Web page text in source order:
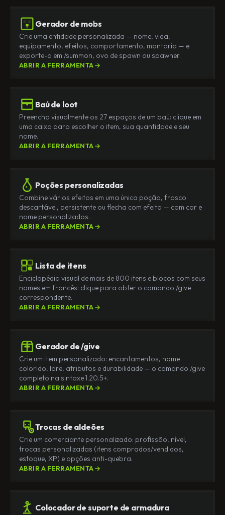
Gerador de mobs
Crie uma entidade personalizada — nome, vida,
equipamento, efeitos, comportamento, montaria — e
exporte-a em /summon, ovo de spawn ou spawner.
ABRIR A FERRAMENTA
Baú de loot
Preencha visualmente os 27 espaços de um baú: clique em
uma caixa para escolher o item, sua quantidade e seu
nome.
ABRIR A FERRAMENTA
Poções personalizadas
Combine vários efeitos em uma única poção, frasco
descartável, persistente ou flecha com efeito — com cor e
nome personalizados.
ABRIR A FERRAMENTA
Lista de itens
Enciclopédia visual de mais de 800 itens e blocos com seus
nomes em francês: clique para obter o comando /give
correspondente.
ABRIR A FERRAMENTA
Gerador de /give
Crie um item personalizado: encantamentos, nome
colorido, lore, atributos e durabilidade — o comando /give
completo na sintaxe 1.20.5+.
ABRIR A FERRAMENTA
Trocas de aldeões
Crie um comerciante personalizado: profissão, nível,
trocas personalizadas (itens comprados/vendidos,
estoque, XP) e opções anti-quebra.
ABRIR A FERRAMENTA
Colocador de suporte de armadura